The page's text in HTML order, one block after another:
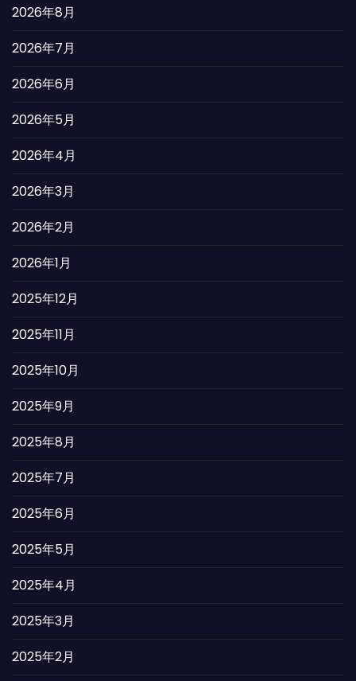
2026年8月
2026年7月
2026年6月
2026年5月
2026年4月
2026年3月
2026年2月
2026年1月
2025年12月
2025年11月
2025年10月
2025年9月
2025年8月
2025年7月
2025年6月
2025年5月
2025年4月
2025年3月
2025年2月